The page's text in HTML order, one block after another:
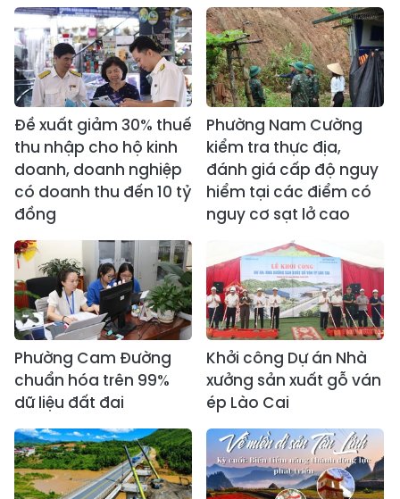
Đề xuất giảm 30% thuế
thu nhập cho hộ kinh
doanh, doanh nghiệp
có doanh thu đến 10 tỷ
đồng
Phường Nam Cường
kiểm tra thực địa,
đánh giá cấp độ nguy
hiểm tại các điểm có
nguy cơ sạt lở cao
Phường Cam Đường
chuẩn hóa trên 99%
dữ liệu đất đai
Khởi công Dự án Nhà
xưởng sản xuất gỗ ván
ép Lào Cai